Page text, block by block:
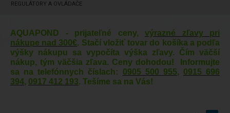
REGULÁTORY A OVLÁDAČE
AQUAPOND - prijateľné ceny, výrazné zľavy pri
nákupe nad 300€. Stačí vložiť tovar do košíka a podľa
výšky nákupu sa vypočíta výška zľavy. Čím väčší
nákup, tým väčšia zľava. Ceny dohodou! Informujte
sa na telefónnych číslach: 0905 500 955, 0915 696
394, 0917 412 193. Tešíme sa na Vás!